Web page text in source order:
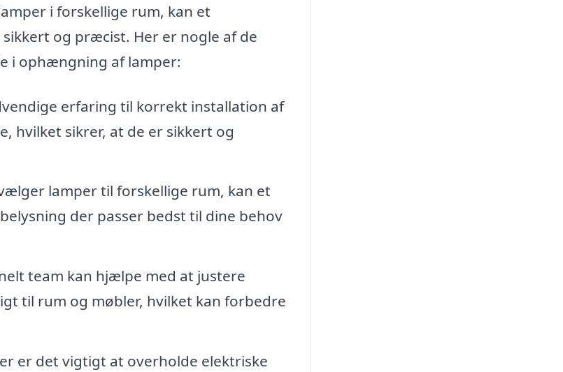
i forskellige rum, kan et
og præcist. Her er nogle af de
i ophængning af lamper:
erfaring til korrekt installation af
hvilket sikrer, at de er sikkert og
lamper til forskellige rum, kan et
der passer bedst til dine behov
team kan hjælpe med at justere
til rum og møbler, hvilket kan forbedre
er det vigtigt at overholde elektriske